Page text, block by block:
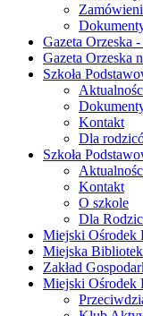
Gazeta Orzeska
Gazeta Orzeska
Szkoła
Kontakt
Dla
Szkoła
Kontakt
O szkole
Dla
Miejski Ośrodek
Miejska
Zakład
Miejski Ośrodek